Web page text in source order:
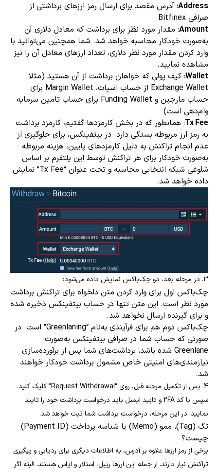
Address: آدرس مقصد برای ارسال رمز ارزهای برداشتی از
صرافی Bitfinex
Amount: مقدار مورد نظر برای برداشت که معادل دلاری آن
به‌صورت خودکار محاسبه خواهد شد. شما همچنین می‌توانید با
وارد کردن مقدار مورد نظر دلاری، تعداد ارزهای معادل آن را نیز
مشاهده نمایید.
Wallet: کیف پولی که خواهان برداشت از آن هستید (مثلا
Exchange Wallet از حساب اسپات، Margin Wallet برای
حساب مارجین و Funding Wallet برای حساب تامین سرمایه
وام‌دهی است)
Tx Fee: همانطور که در بخش کارمزدها گفتیم، کارمزد برداشت
به رمز ارز مربوطه بستگی دارد. در بیتفینکس، برای جلوگیری از
عدم انجام تراکنش به دلیل کارمزدهای پایین، هزینه مربوطه
به‌صورت خودکار برای هر تراکنش توسط این پلتفرم بر اساس
شلوغی شبکه انتخابی محاسبه و تحت عنوان “Tx Fee” نمایش
داده خواهد شد.
3. در مرحله بعد، دو چک‌باکس نمایش داده می‌شود:
چک‌باکس اول برای وارد کردن متن دلخواه برای تراکنش برداشت
مورد نظر است. این متن تنها در حساب بیتفینکس ذخیره شده
و برای گیرنده ارسال نخواهد شد.
چک‌باکس دوم هم برای فرآیندی به‌نام “Greenlaning” است. در
صورتی که حساب شما در صرافی بیتفینکس به‌صورت
Greenlane شده باشد، برداشت‌های شما پس از برآورده‌سازی
نیازمندی‌های امنیتی خاص مشمول برداشت خودکار خواهند
شد.
4. پس از تکمیل مرحله قبل، روی “Request Withdrawal” کلیک کنید.
سپس با کد 2FA و تایید ایمیل باید درخواست برداشت خود را تایید
نمایید. در این مرحله، درخواست برداشت شما ثبت خواهد شد.
تگ (Tag)، ممو (Memo) یا شناسه پرداخت (Payment ID)
چیست؟
برخی از رمز ارزها علاوه بر آدرس، به اطلاعات دیگری برای ردیابی و پیگیری
تراکنش نیاز دارند. از جمله این ارزها ریپل، استلار و ایاس هستند. البته اگر